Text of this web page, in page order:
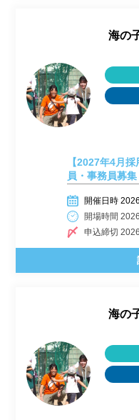
海の
【2027年4月
員・事務員募
開催日時
開場時間
申込締切
海の